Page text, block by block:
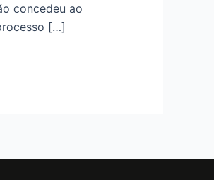
concedeu ao
[…]